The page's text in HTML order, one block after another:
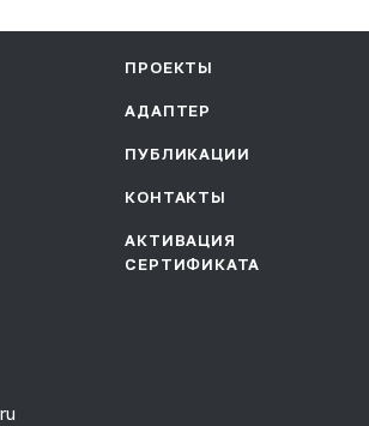
ПРОЕКТЫ
АДАПТЕР
ПУБЛИКАЦИИ
КОНТАКТЫ
АКТИВАЦИЯ
СЕРТИФИКАТА